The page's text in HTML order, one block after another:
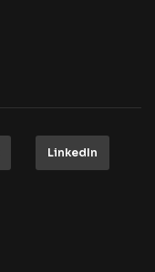
LinkedIn